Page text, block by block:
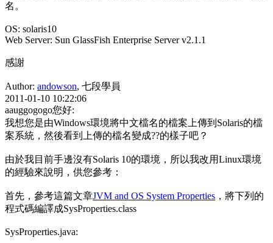
名。
OS: solaris10
Web Server: Sun GlassFish Enterprise Server v2.1.1
感謝
Author: andowson, 七段學員
2011-01-10 10:22:06
aauggogogo您好:
我想您是由Windows環境將中文檔名的檔案上傳到Solaris的檔
案系統，然後看到上傳的檔名變成??的樣子吧？
由於我目前手邊沒有Solaris 10的環境，所以我改用Linux環境
的經驗來說明，供您參考：
首先，參考這篇文章JVM and OS System Properties ，將下列的
程式碼編譯成SysProperties.class
SysProperties.java: